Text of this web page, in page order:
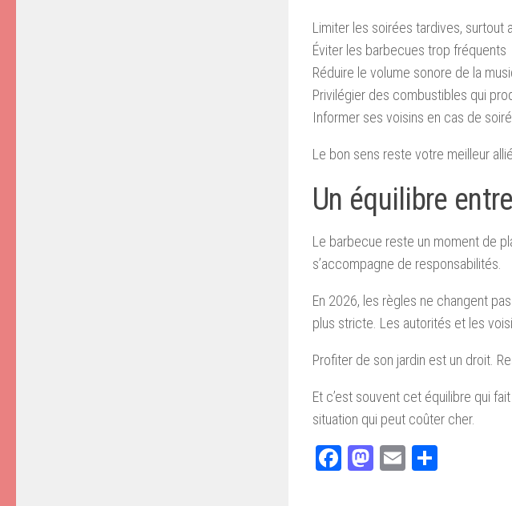
Limiter les soirées tardives, surtout
Éviter les barbecues trop fréquents
Réduire le volume sonore de la
Privilégier des combustibles qui
Informer ses voisins en cas de
Le bon sens reste votre meilleur allié.
Un équilibre
Le barbecue reste un moment de
s’accompagne de responsabilités.
En 2026, les règles ne changent
plus stricte. Les autorités et les
Profiter de son jardin est un droit.
Et c’est souvent cet équilibre qui
situation qui peut coûter cher.
Facebook
Mastodon
Email